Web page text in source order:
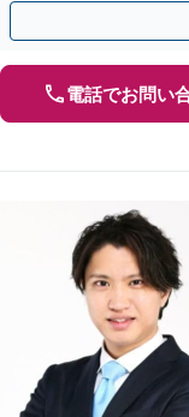
電話でお問い